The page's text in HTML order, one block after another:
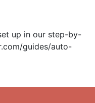
up in our step-by-
guides/auto-